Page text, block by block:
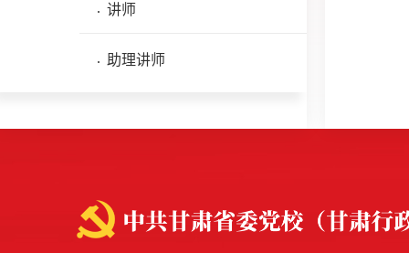
讲师
助理讲师